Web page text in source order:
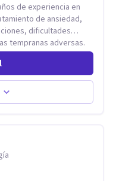
de experiencia en
de ansiedad,
dificultades
tempranas adversas.
confidencial y
emocional puede
regulación emocional y
psicología
también incorpora
y el trabajo
que cada
una mirada